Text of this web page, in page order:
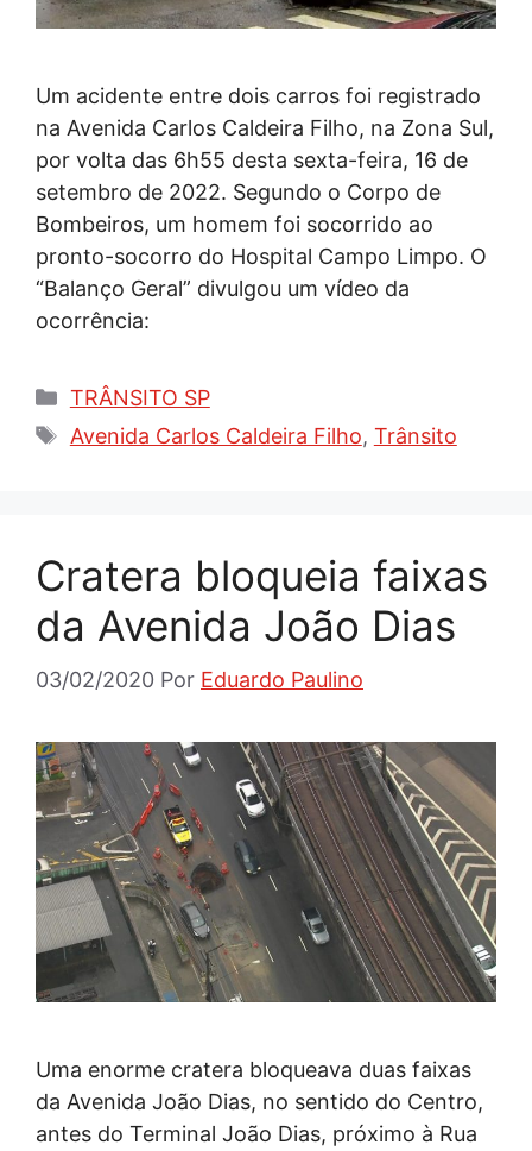
Um acidente entre dois carros foi registrado
na Avenida Carlos Caldeira Filho, na Zona Sul,
por volta das 6h55 desta sexta-feira, 16 de
setembro de 2022. Segundo o Corpo de
Bombeiros, um homem foi socorrido ao
pronto-socorro do Hospital Campo Limpo. O
“Balanço Geral” divulgou um vídeo da
ocorrência:
Categorias
TRÂNSITO SP
Tags
Avenida Carlos Caldeira Filho, Trânsito
Cratera bloqueia faixas
da Avenida João Dias
03/02/2020 Por Eduardo Paulino
Uma enorme cratera bloqueava duas faixas
da Avenida João Dias, no sentido do Centro,
antes do Terminal João Dias, próximo à Rua